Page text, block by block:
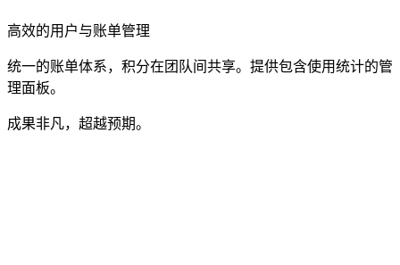
高效的用户与账单管理
统一的账单体系，积分在团队间共享。提供包含使用统计的管
理面板。
成果非凡，超越预期。